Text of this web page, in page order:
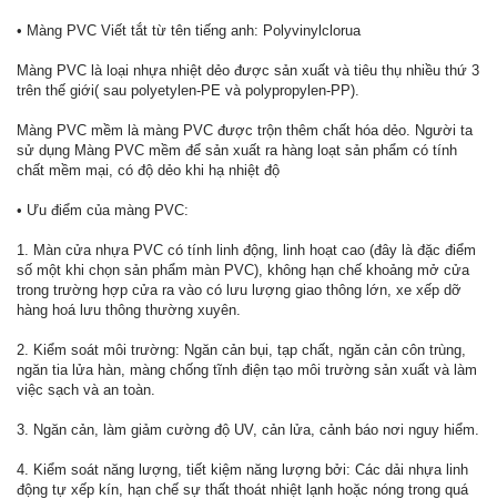
• Màng PVC Viết tắt từ tên tiếng anh: Polyvinylclorua
Màng PVC là loại nhựa nhiệt dẻo được sản xuất và tiêu thụ nhiều thứ 3
trên thế giới( sau polyetylen-PE và polypropylen-PP).
Màng PVC mềm là màng PVC được trộn thêm chất hóa dẻo. Người ta
sử dụng Màng PVC mềm để sản xuất ra hàng loạt sản phẩm có tính
chất mềm mại, có độ dẻo khi hạ nhiệt độ
• Ưu điểm của màng PVC:
1. Màn cửa nhựa PVC có tính linh động, linh hoạt cao (đây là đặc điểm
số một khi chọn sản phẩm màn PVC), không hạn chế khoảng mở cửa
trong trường hợp cửa ra vào có lưu lượng giao thông lớn, xe xếp dỡ
hàng hoá lưu thông thường xuyên.
2. Kiểm soát môi trường: Ngăn cản bụi, tạp chất, ngăn cản côn trùng,
ngăn tia lửa hàn, màng chống tĩnh điện tạo môi trường sản xuất và làm
việc sạch và an toàn.
3. Ngăn cản, làm giảm cường độ UV, cản lửa, cảnh báo nơi nguy hiểm.
4. Kiểm soát năng lượng, tiết kiệm năng lượng bởi: Các dải nhựa linh
động tự xếp kín, hạn chế sự thất thoát nhiệt lạnh hoặc nóng trong quá